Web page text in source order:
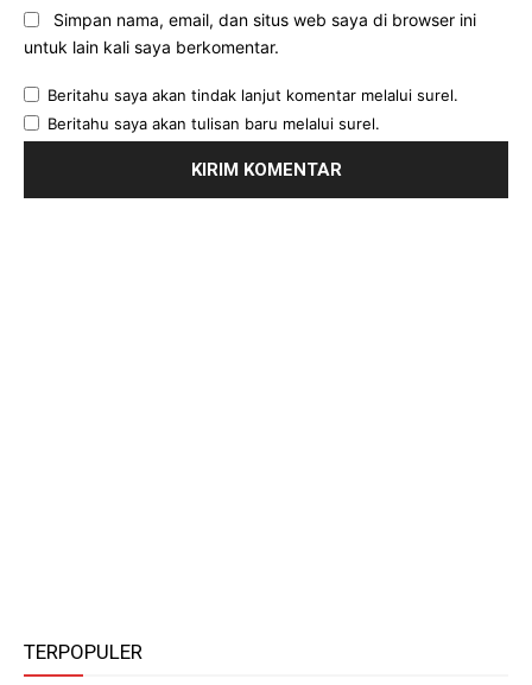
Simpan nama, email, dan situs web saya di browser ini
untuk lain kali saya berkomentar.
Beritahu saya akan tindak lanjut komentar melalui surel.
Beritahu saya akan tulisan baru melalui surel.
TERPOPULER